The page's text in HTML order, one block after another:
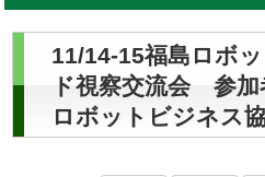
11/14-15福島ロボ
ド視察交流会 参加
ロボットビジネス協